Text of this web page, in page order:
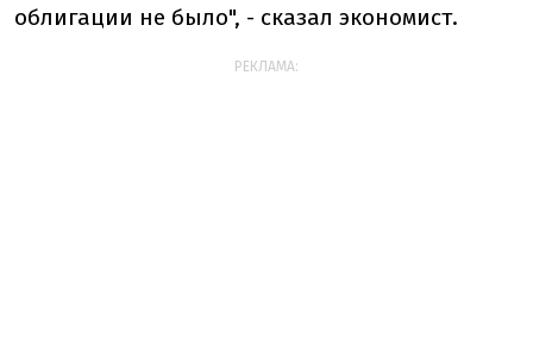
облигации не было", - сказал экономист.
РЕКЛАМА: